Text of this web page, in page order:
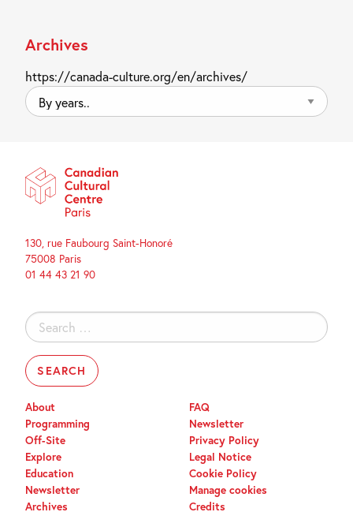
Archives
https://canada-culture.org/en/archives/
By
years..
130, rue Faubourg Saint-Honoré
75008 Paris
01 44 43 21 90
Search
for:
About
Programming
Off-Site
Explore
Education
Newsletter
Archives
FAQ
Newsletter
Privacy Policy
Legal Notice
Cookie Policy
Manage cookies
Credits